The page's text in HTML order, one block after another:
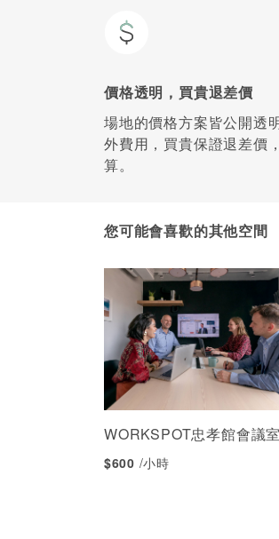
價格透明，買貴退差價
場地的價格方案皆公開透
外費用，買貴保證退差價
算。
您可能會喜歡的其他空間
WORKSPOT忠孝館會議室
$600 /小時